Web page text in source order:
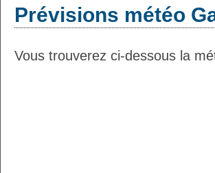
Prévisions météo
Vous trouverez ci-dessous la